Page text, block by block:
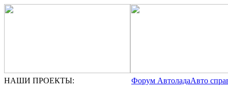
НАШИ ПРОЕКТЫ: Форум АвтоладаАвто